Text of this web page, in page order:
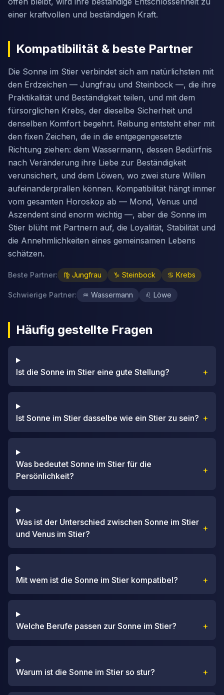
einer kraftvollen und beständigen Kraft.
Kompatibilität & beste Partner
Die Sonne im Stier verbindet sich am natürlichsten mit
den Erdzeichen — Jungfrau und Steinbock —, die ihre
Praktikalität und Beständigkeit teilen, und mit dem
fürsorglichen Krebs, der dieselbe Sicherheit und
denselben Komfort begehrt. Reibung entsteht eher mit
den fixen Zeichen, die in die entgegengesetzte
Richtung ziehen: dem Wassermann, dessen Bedürfnis
nach Veränderung ihre Liebe zur Beständigkeit
verunsichert, und dem Löwen, wo zwei sture Willen
aufeinanderprallen können. Kompatibilität hängt immer
vom gesamten Horoskop ab — Mond, Venus und
Aszendent sind enorm wichtig —, aber die Sonne im
Stier blüht mit Partnern auf, die Loyalität, Stabilität und
die Annehmlichkeiten eines gemeinsamen Lebens
schätzen.
Beste Partner: ♍ Jungfrau ♑ Steinbock ♋ Krebs
Schwierige Partner: ♒ Wassermann ♌ Löwe
Häufig gestellte Fragen
Ist die Sonne im Stier eine gute Stellung? +
Ist Sonne im Stier dasselbe wie ein Stier zu sein? +
Was bedeutet Sonne im Stier für die
Persönlichkeit?
+
Was ist der Unterschied zwischen Sonne im Stier
und Venus im Stier?
+
Mit wem ist die Sonne im Stier kompatibel? +
Welche Berufe passen zur Sonne im Stier? +
Warum ist die Sonne im Stier so stur? +